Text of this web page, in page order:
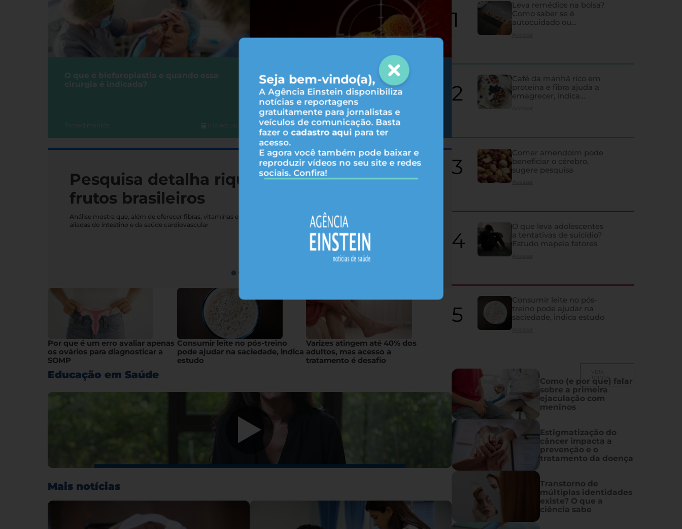
Seja bem-vindo(a),
A Agência Einstein disponibiliza
notícias e reportagens
gratuitamente para jornalistas e
veículos de comunicação. Basta
fazer ocadastro aqui para ter
acesso.
E agora você também pode baixar e
reproduzir vídeos no seu site e redes
sociais. Confira!
O que é blefaroplastia e quando essa
cirurgia é indicada?
Procedimentos 03/08/2026
Como as terapias-alvo agem no
tratamento do câncer?
Oncologia
Pesquisa detalha riqueza nutricional de 19
frutos brasileiros
Análise mostra que, além de oferecer fibras, vitaminas e sais minerais, alimentos nativos concentram substâncias
aliadas do intestino e da saúde cardiovascular
Os sinais de que a
despercebidos e os principais problemas que atingem a glândula
Por que é um erro avaliar apenas
os ovários para diagnosticar a
SOMP
Consumir leite no pós-treino
pode ajudar na saciedade, indica
estudo
Varizes atingem até 40% dos
adultos, mas acesso a
tratamento é desafio
Educação em Saúde
Mais notícias
Leva remédios na bolsa?
Como saber se é
autocuidado ou
hipocondria
Acessar
Café da manhã rico em
proteína e fibra ajuda a
emagrecer, indica
Comer amendoim pode
beneficiar o cérebro,
sugere pesquisa
Acessar
O que leva adolescentes
a tentativas de suicídio?
Estudo mapeia fatores
Acessar
Consumir leite no pós-
treino pode ajudar na
saciedade, indica estudo
Acessar
TODOS
Como (e por que) falar
sobre a primeira
ejaculação com
meninos
Estigmatização do
câncer impacta a
prevenção e o
tratamento da doença
Transtorno de
múltiplas identidades
existe? O que a
ciência sabe